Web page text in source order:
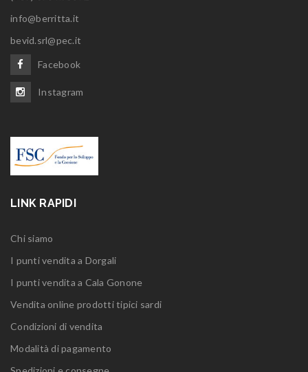
info@berritta.it
bevid.srl@pec.it
Facebook
Instagram
LINK RAPIDI
Chi siamo
I punti vendita a Dorgali
I punti vendita a Cala Gonone
Vendita online prodotti tipici sardi
Condizioni di vendita
Modalità di pagamento